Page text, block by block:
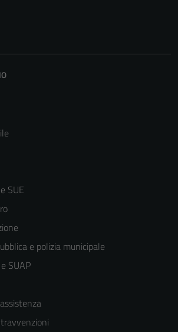
SUE
e polizia municipale
SUAP